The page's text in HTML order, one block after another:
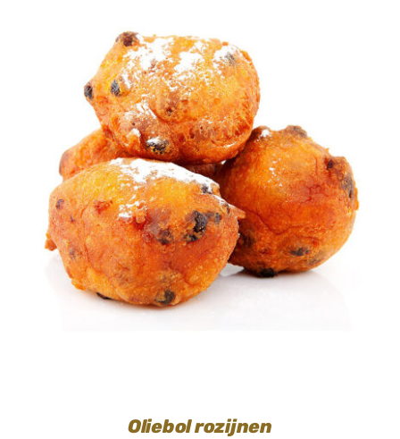
TOEVOEGEN AAN WINKELWAGEN
/
DETAILS
Oliebol rozijnen